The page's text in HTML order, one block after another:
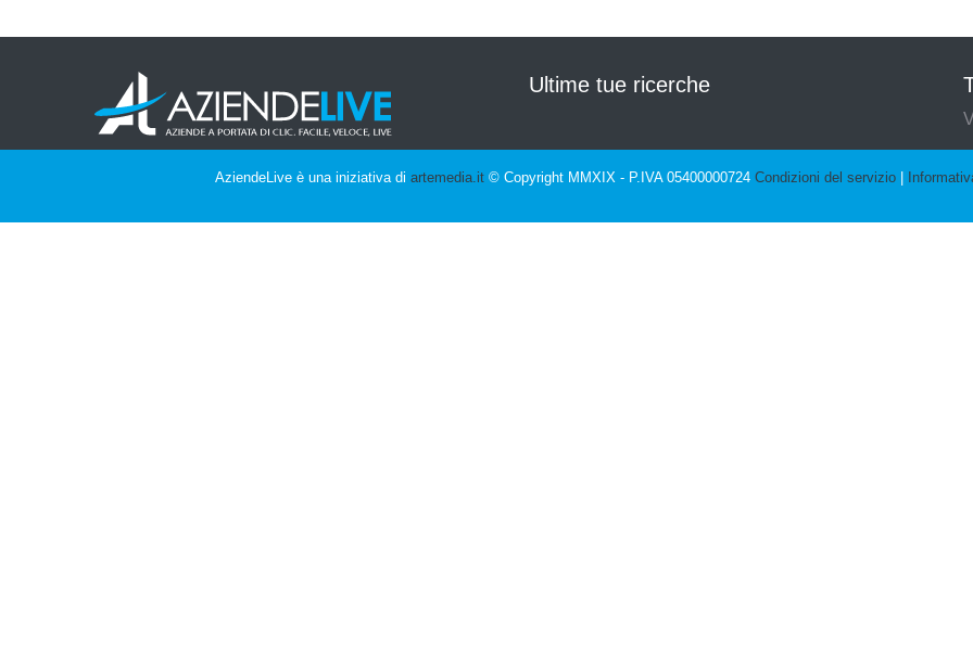
Ultime tue ricerche
AziendeLive è una iniziativa di artemedia.it© Copyright MMXIX - P.IVA 05400000724 Condizioni del servizio|